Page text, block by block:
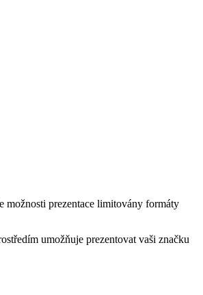
možnosti prezentace limitovány formáty
umožňuje prezentovat vaši značku